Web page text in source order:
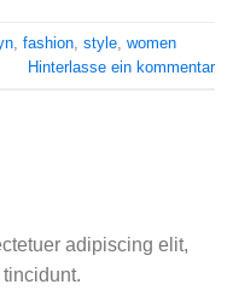
fashion style women
Hinterlasse ein kommentar
adipiscing elit,